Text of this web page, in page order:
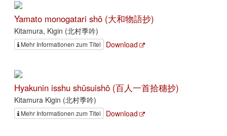
Yamato monogatari shō (大和物語抄)
Kitamura, Kigin (北村季吟)
Mehr Informationen zum Titel Download
Hyakunin isshu shūsuishō (百人一首拾穗抄)
Kitamura Kigin (北村季吟)
Mehr Informationen zum Titel Download